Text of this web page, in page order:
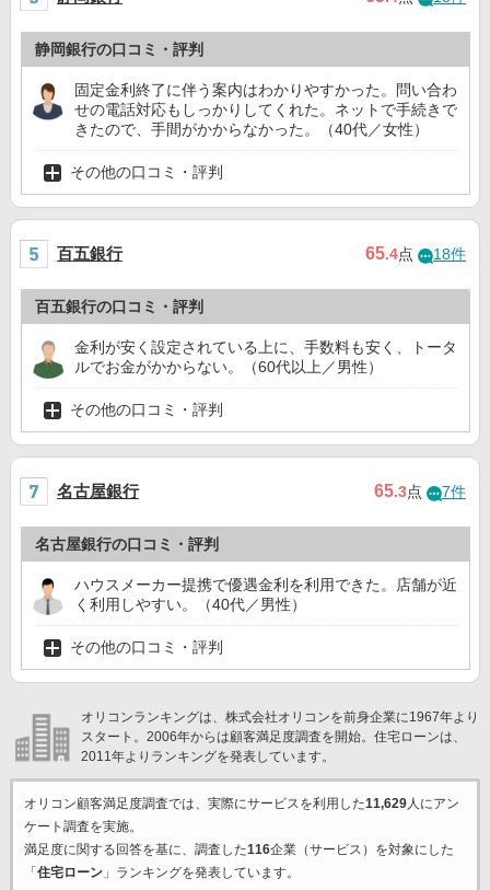
静岡銀行の口コミ・評判
固定金利終了に伴う案内はわかりやすかった。問い合わ
せの電話対応もしっかりしてくれた。ネットで手続きで
きたので、手間がかからなかった。（40代／女性）
その他の口コミ・評判
百五銀行 65.4点 18件
百五銀行の口コミ・評判
金利が安く設定されている上に、手数料も安く、トータ
ルでお金がかからない。（60代以上／男性）
その他の口コミ・評判
名古屋銀行 65.3点 7件
名古屋銀行の口コミ・評判
ハウスメーカー提携で優遇金利を利用できた。店舗が近
く利用しやすい。（40代／男性）
その他の口コミ・評判
オリコンランキングは、株式会社オリコンを前身企業に1967年より
スタート。2006年からは顧客満足度調査を開始。住宅ローンは、
2011年よりランキングを発表しています。
オリコン顧客満足度調査では、実際にサービスを利用した11,629人にアン
ケート調査を実施。
満足度に関する回答を基に、調査した116企業（サービス）を対象にした
「 住宅ローン」ランキングを発表しています。